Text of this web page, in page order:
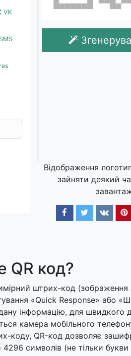
VK
SMS
Відображення
зайняти деякий
QR код?
штрих-код
«Quick Response» або
інформацію, для швидкого
камера мобільного
коду, QR-код дозволяє
символів (не тільки